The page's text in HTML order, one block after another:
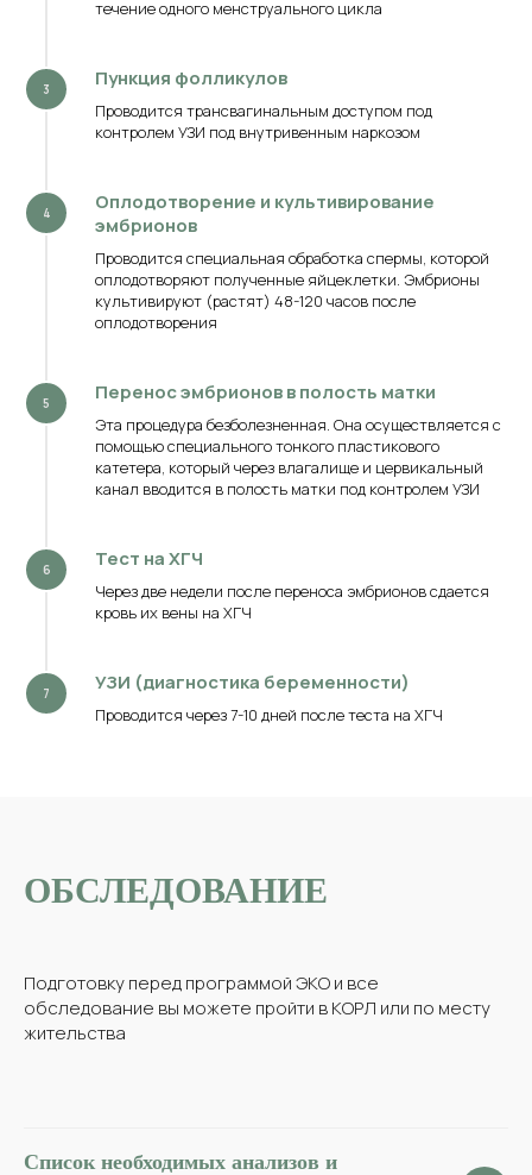
течение одного менструального цикла
Пункция фолликулов
Проводится трансвагинальным доступом под
контролем УЗИ под внутривенным наркозом
Оплодотворение и культивирование
эмбрионов
Проводится специальная обработка спермы, которой
оплодотворяют полученные яйцеклетки. Эмбрионы
культивируют (растят) 48-120 часов после
оплодотворения
Перенос эмбрионов в полость матки
Эта процедура безболезненная. Она осуществляется с
помощью специального тонкого пластикового
катетера, который через влагалище и цервикальный
канал вводится в полость матки под контролем УЗИ
Тест на ХГЧ
Через две недели после переноса эмбрионов сдается
кровь их вены на ХГЧ
УЗИ (диагностика беременности)
Проводится через 7-10 дней после теста на ХГЧ
ОБСЛЕДОВАНИЕ
Подготовку перед программой ЭКО и все
обследование вы можете пройти в КОРЛ или по месту
жительства
Список необходимых анализов и